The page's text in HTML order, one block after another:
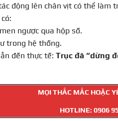
động lên chân vịt có thể làm
ngược qua hộp số.
trong hệ thống.
đến thực tế:Trục đã “dừng
MỌI THẮC MẮC HOẶC
HOTLINE: 0906